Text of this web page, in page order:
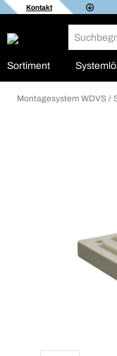
Kontakt
Sortiment
Montagesystem WDVS /